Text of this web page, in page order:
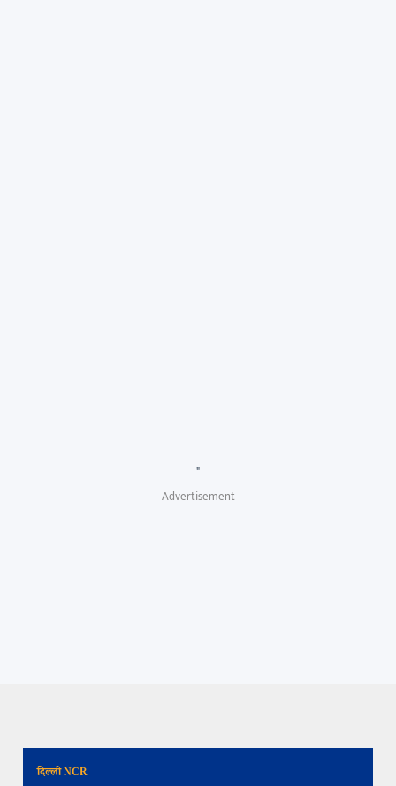
"
Advertisement
दिल्ली NCR